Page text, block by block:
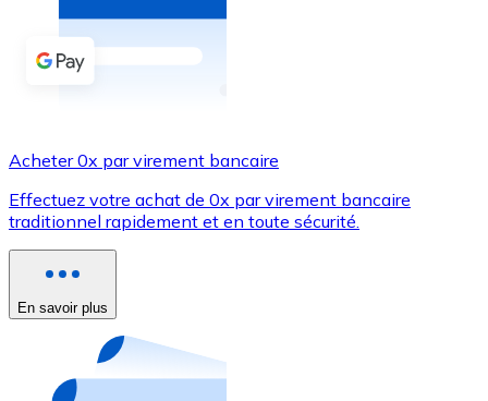
Acheter avec espèces
Virement SEPA
Utilisez les cartes Visa et Mastercard pour acheter
Acheter avec carte
Nouveau
Achetez des cartes-cadeaux de vos marques
Acheter 0x par virement bancaire
Effectuez votre achat de 0x par virement bancaire
traditionnel rapidement et en toute sécurité.
En savoir plus